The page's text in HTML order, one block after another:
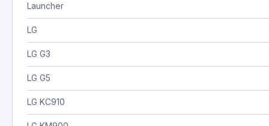
Launcher
LG
LG G3
LG G5
LG KC910